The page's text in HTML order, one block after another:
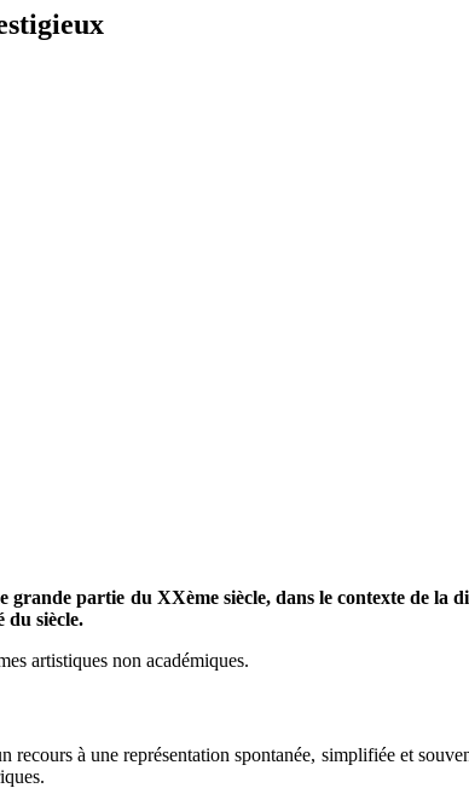
partie du XXème siècle, dans le contexte de la
du siècle.
artistiques non académiques.
recours à une représentation spontanée, simplifiée et